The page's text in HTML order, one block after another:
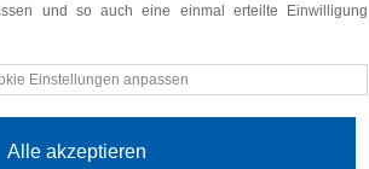
und so auch eine einmal erteilte Einwilligung
Einstellungen anpassen
Alle akzeptieren